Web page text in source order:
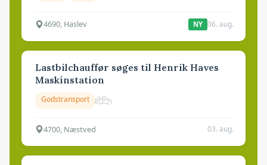
4690, Haslev NY 06. aug.
Lastbilchauffør søges til Henrik Haves
Maskinstation
Godstransport
4700, Næstved 03. aug.